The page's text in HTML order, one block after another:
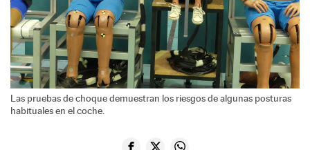
Las pruebas de choque demuestran los riesgos de algunas posturas
habituales en el coche.